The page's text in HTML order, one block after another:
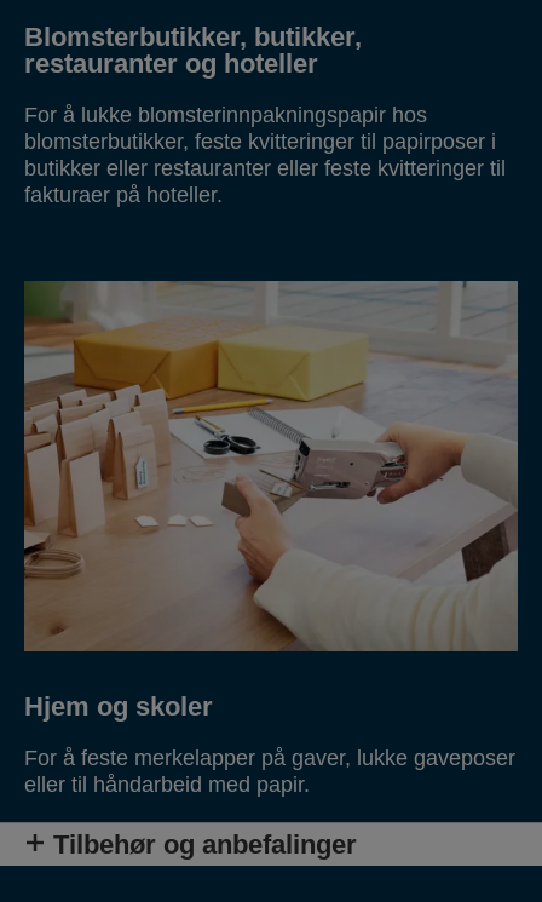
Blomsterbutikker, butikker,
restauranter og hoteller
For å lukke blomsterinnpakningspapir hos
blomsterbutikker, feste kvitteringer til papirposer i
butikker eller restauranter eller feste kvitteringer til
fakturaer på hoteller.
Hjem og skoler
For å feste merkelapper på gaver, lukke gaveposer
eller til håndarbeid med papir.
Tilbehør og anbefalinger